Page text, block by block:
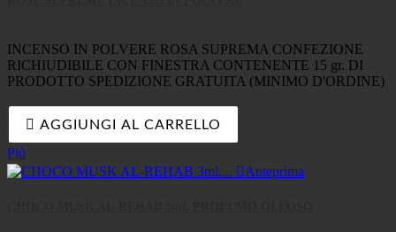
INCENSO IN POLVERE ROSA SUPREMA CONFEZIONE
RICHIUDIBILE CON FINESTRA CONTENENTE 15 gr. DI
PRODOTTO SPEDIZIONE GRATUITA (MINIMO D'ORDINE)
 AGGIUNGI AL CARRELLO
Più
Anteprima